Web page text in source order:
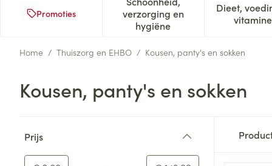
Promoties
verzorging en
hygiëne
Toon submenu voor
Dieet,
Home / Thuiszorg en EHBO / Kousen, panty's en sokken
Kousen, panty's en sokken
Prijs